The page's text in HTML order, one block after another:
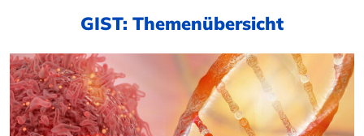
GIST: Themenübersicht